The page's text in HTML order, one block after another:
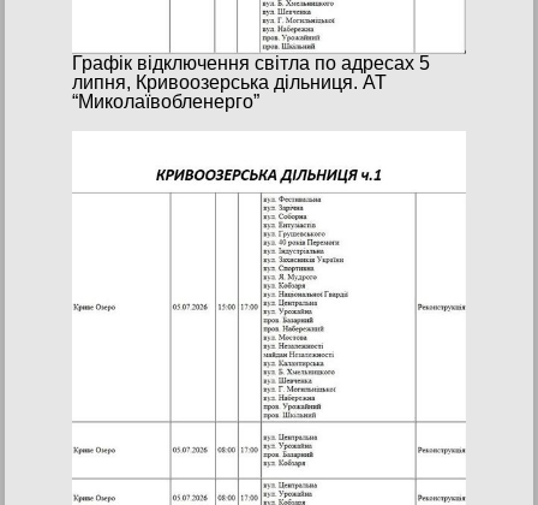
Графік відключення світла по адресах 5
липня, Кривоозерська дільниця. АТ
“Миколаївобленерго”